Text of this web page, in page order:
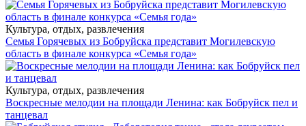
Культура, отдых, развлечения
Семья Горячевых из Бобруйска представит Могилевскую
область в финале конкурса «Семья года»
Культура, отдых, развлечения
Воскресные мелодии на площади Ленина: как Бобруйск пел и
танцевал